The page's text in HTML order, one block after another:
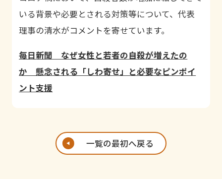
いる背景や必要とされる対策等について、代表
理事の清水がコメントを寄せています。
毎日新聞 なぜ女性と若者の自殺が増えたの
か 懸念される「しわ寄せ」と必要なピンポイ
ント支援
一覧の最初へ戻る